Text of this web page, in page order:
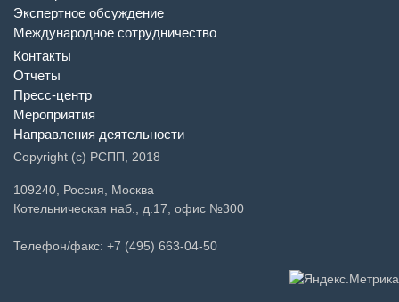
Экспертное обсуждение
Международное сотрудничество
Контакты
Отчеты
Пресс-центр
Мероприятия
Направления деятельности
Copyright (c) РСПП, 2018
109240, Россия, Москва
Котельническая наб., д.17, офис №300
Телефон/факс: +7 (495) 663-04-50